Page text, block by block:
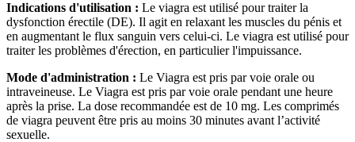
Indications d'utilisation : Le viagra est utilisé pour traiter la
dysfonction érectile (DE). Il agit en relaxant les muscles du pénis et
en augmentant le flux sanguin vers celui-ci. Le viagra est utilisé pour
traiter les problèmes d'érection, en particulier l'impuissance.
Mode d'administration : Le Viagra est pris par voie orale ou
intraveineuse. Le Viagra est pris par voie orale pendant une heure
après la prise. La dose recommandée est de 10 mg. Les comprimés
de viagra peuvent être pris au moins 30 minutes avant l’activité
sexuelle.